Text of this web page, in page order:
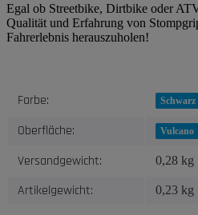
Egal ob Streetbike, Dirtbike oder
Qualität und Erfahrung von
Fahrerlebnis herauszuholen!
Produkteigenschaft
Wert
Farbe: Schwarz
Oberfläche: Vulcano
Versandgewicht: 0,28 kg
Artikelgewicht: 0,23 kg